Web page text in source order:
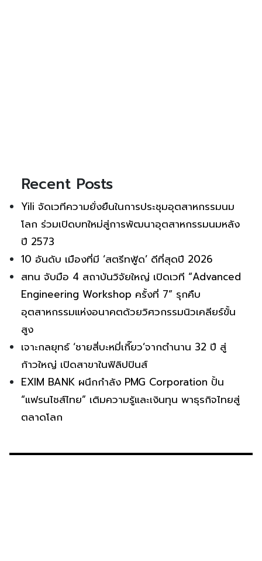
Recent Posts
Yili จัดเวทีความยั่งยืนในการประชุมอุตสาหกรรมนม
โลก ร่วมเปิดบทใหม่สู่การพัฒนาอุตสาหกรรมนมหลัง
ปี 2573
10 อันดับ เมืองที่มี ‘สตรีทฟู้ด’ ดีที่สุดปี 2026
สทน จับมือ 4 สถาบันวิจัยใหญ่ เปิดเวที “Advanced
Engineering Workshop ครั้งที่ 7” รุกคืบ
อุตสาหกรรมแห่งอนาคตด้วยวิศวกรรมนิวเคลียร์ขั้น
สูง
เจาะกลยุทธ์ ‘ชายสี่บะหมี่เกี๊ยว’จากตำนาน 32 ปี สู่
ก้าวใหญ่ เปิดสาขาในฟิลิปปินส์
EXIM BANK ผนึกกำลัง PMG Corporation ปั้น
“แฟรนไชส์ไทย” เติมความรู้และเงินทุน พาธุรกิจไทยสู่
ตลาดโลก